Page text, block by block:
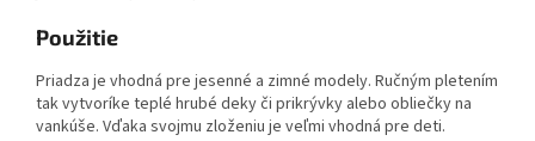
Použitie
Priadza je vhodná pre jesenné a zimné modely. Ručným pletením
tak vytvoríke teplé hrubé deky či prikrývky alebo obliečky na
vankúše. Vďaka svojmu zloženiu je veľmi vhodná pre deti.